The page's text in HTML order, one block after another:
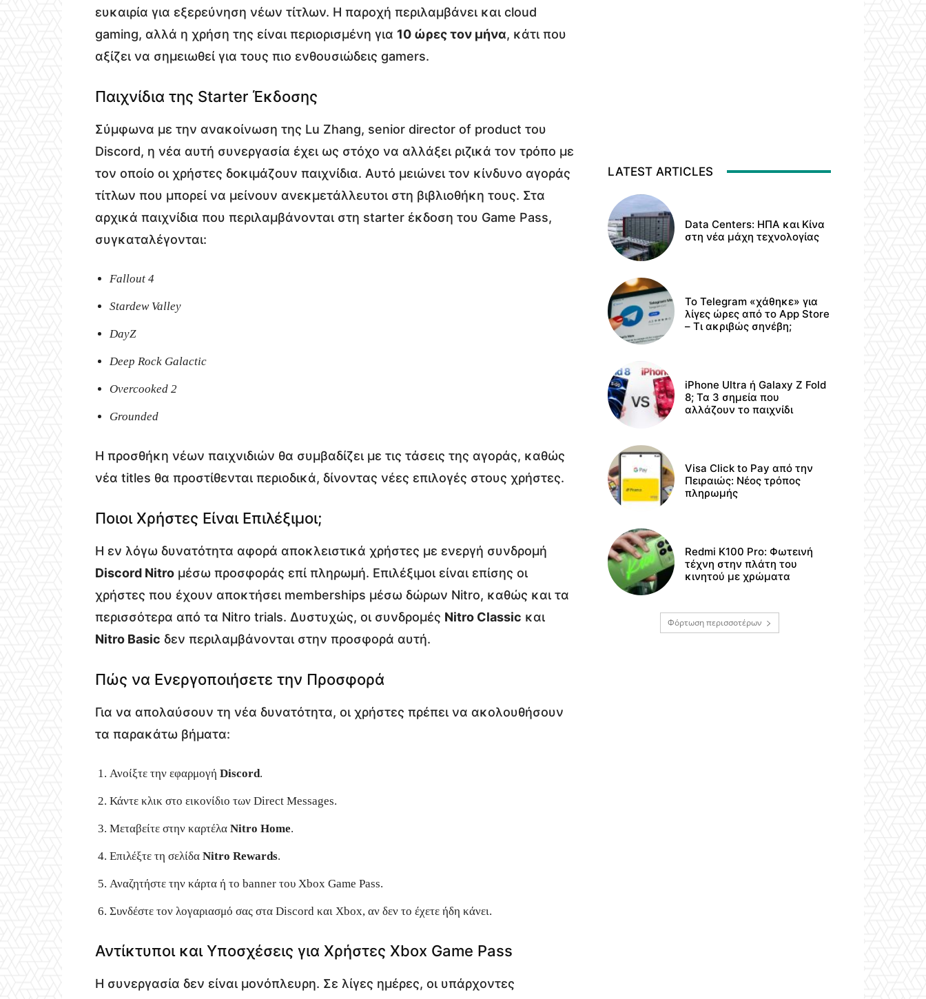
ευκαιρία για εξερεύνηση νέων τίτλων. Η παροχή περιλαμβάνει και cloud
gaming, αλλά η χρήση της είναι περιορισμένη για 10 ώρες τον μήνα, κάτι που
αξίζει να σημειωθεί για τους πιο ενθουσιώδεις gamers.
Παιχνίδια της Starter Έκδοσης
Σύμφωνα με την ανακοίνωση της Lu Zhang, senior director of product του
Discord, η νέα αυτή συνεργασία έχει ως στόχο να αλλάξει ριζικά τον τρόπο με
τον οποίο οι χρήστες δοκιμάζουν παιχνίδια. Αυτό μειώνει τον κίνδυνο αγοράς
τίτλων που μπορεί να μείνουν ανεκμετάλλευτοι στη βιβλιοθήκη τους. Στα
αρχικά παιχνίδια που περιλαμβάνονται στη starter έκδοση του Game Pass,
συγκαταλέγονται:
Fallout 4
Stardew Valley
DayZ
Deep Rock Galactic
Overcooked 2
Grounded
Η προσθήκη νέων παιχνιδιών θα συμβαδίζει με τις τάσεις της αγοράς, καθώς
νέα titles θα προστίθενται περιοδικά, δίνοντας νέες επιλογές στους χρήστες.
Ποιοι Χρήστες Είναι Επιλέξιμοι;
Η εν λόγω δυνατότητα αφορά αποκλειστικά χρήστες με ενεργή συνδρομή
Discord Nitro μέσω προσφοράς επί πληρωμή. Επιλέξιμοι είναι επίσης οι
χρήστες που έχουν αποκτήσει memberships μέσω δώρων Nitro, καθώς και τα
περισσότερα από τα Nitro trials. Δυστυχώς, οι συνδρομές Nitro Classic και
Nitro Basic δεν περιλαμβάνονται στην προσφορά αυτή.
Πώς να Ενεργοποιήσετε την Προσφορά
Για να απολαύσουν τη νέα δυνατότητα, οι χρήστες πρέπει να ακολουθήσουν
τα παρακάτω βήματα:
Ανοίξτε την εφαρμογή Discord.
Κάντε κλικ στο εικονίδιο των Direct Messages.
Μεταβείτε στην καρτέλα Nitro Home.
Επιλέξτε τη σελίδα Nitro Rewards.
Αναζητήστε την κάρτα ή το banner του Xbox Game Pass.
Συνδέστε τον λογαριασμό σας στα Discord και Xbox, αν δεν το έχετε ήδη κάνει.
Αντίκτυποι και Υποσχέσεις για Χρήστες Xbox Game Pass
Η συνεργασία δεν είναι μονόπλευρη. Σε λίγες ημέρες, οι υπάρχοντες
LATEST ARTICLES
Data Centers: ΗΠΑ και Κίνα
στη νέα μάχη τεχνολογίας
Το Telegram «χάθηκε» για
λίγες ώρες από το App Store
– Τι ακριβώς σηνέβη;
iPhone Ultra ή Galaxy Z Fold
8; Τα 3 σημεία που
αλλάζουν το παιχνίδι
Visa Click to Pay από την
Πειραιώς: Νέος τρόπος
πληρωμής
Redmi K100 Pro: Φωτεινή
τέχνη στην πλάτη του
κινητού με χρώματα
Φόρτωση περισσοτέρων